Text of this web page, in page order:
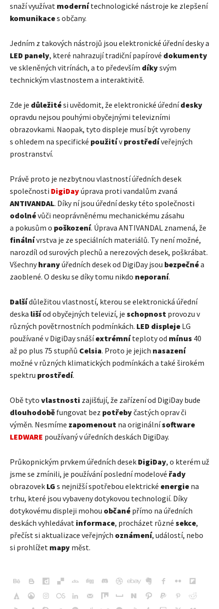
snaží využívat modernítechnologické nástroje ke zlepšení
komunikaces občany.
Jedním z takových nástrojů jsou elektronické úřední desky a
LED panely, které nahrazují tradiční papírové dokumenty
ve skleněných vitrínách, a to především díkysvým
technickým vlastnostem a interaktivitě.
Zde je důležitési uvědomit, že elektronické úřednídesky
opravdu nejsou pouhými obyčejnými televizními
obrazovkami. Naopak, tyto displeje musí být vyrobeny
s ohledem na specifické použitívprostředíveřejných
prostranství.
Právě proto je nezbytnou vlastností úředních desek
společnosti DigiDayúprava proti vandalům zvaná
ANTIVANDAL. Díky ní jsou úřední desky této společnosti
odolnévůči neoprávněnému mechanickému zásahu
a pokusům o poškození. Úprava ANTIVANDAL znamená, že
finálnívrstva je ze speciálních materiálů. Ty není možné,
narozdíl od surových plechů a nerezových desek, poškrábat.
Všechnyhranyúředních desek od DigiDay jsou bezpečnéa
zaoblené. O desku se díky tomu nikdo neporaní.
Dalšídůležitou vlastností, kterou se elektronická úřední
deska lišíod obyčejných televizí, je schopnost provozu v
různých povětrnostních podmínkách. LED displeje LG
používané v DigiDay snášíextrémníteploty od mínus 40
až po plus 75 stupňů Celsia. Proto je jejich nasazení
možné v různých klimatických podmínkách a také širokém
spektru prostředí.
Obě tyto vlastnosti zajišťují, že zařízení od DigiDay bude
dlouhodobě fungovat bez potřebyčastých oprav či
výměn. Nesmíme zapomenout na originálnísoftware
LEDWARE používaný v úředních deskách DigiDay.
Průkopnickým prvkem úředních desek DigiDay, o kterém už
jsme se zmínili, je používání poslední modelové řady
obrazovek LG s nejnižší spotřebou elektrické energie na
trhu, které jsou vybaveny dotykovou technologií. Díky
dotykovému displeji mohou občané přímo na úředních
deskách vyhledávat informace, procházet různé sekce,
přečíst si aktualizace veřejných oznámení, událostí, nebo
si prohlížet mapy měst.